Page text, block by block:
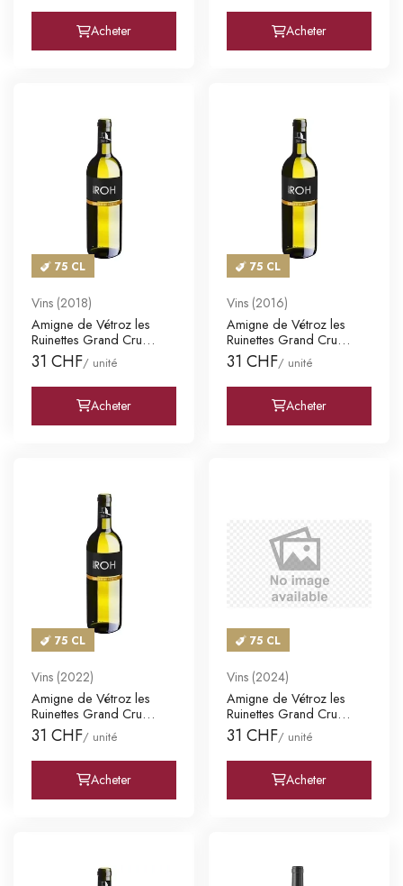
Acheter Acheter
75 CL
Vins (2018)
Amigne de Vétroz les
Ruinettes Grand Cru
Valais A
31 CHF/ unité
Acheter
75 CL
Vins (2016)
Amigne de Vétroz les
Ruinettes Grand Cru
Valais A
31 CHF/ unité
Acheter
75 CL
Vins (2022)
Amigne de Vétroz les
Ruinettes Grand Cru
Valais A
31 CHF/ unité
Acheter
75 CL
Vins (2024)
Amigne de Vétroz les
Ruinettes Grand Cru
Valais A
31 CHF/ unité
Acheter